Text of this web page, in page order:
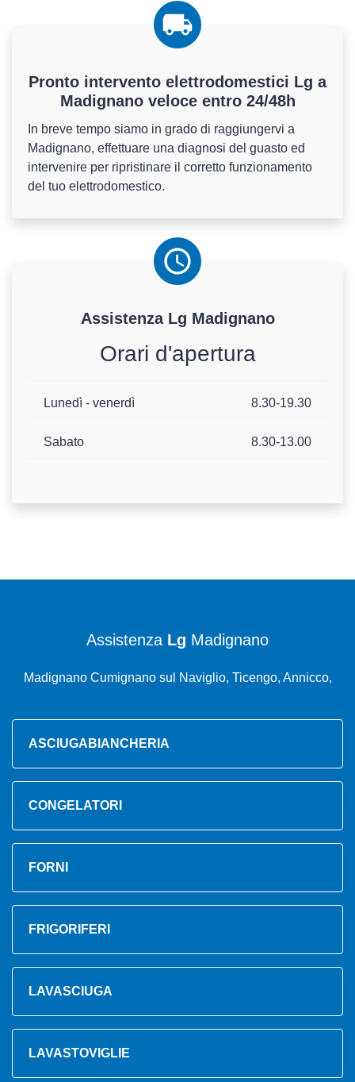
Pronto intervento elettrodomestici Lg a
Madignano veloce entro 24/48h
In breve tempo siamo in grado di raggiungervi a
Madignano, effettuare una diagnosi del guasto ed
intervenire per ripristinare il corretto funzionamento
del tuo elettrodomestico.
Assistenza Lg Madignano
Orari d'apertura
Lunedì - venerdì 8.30-19.30
Sabato 8.30-13.00
Assistenza Lg Madignano
Madignano Cumignano sul Naviglio, Ticengo, Annicco,
ASCIUGABIANCHERIA
CONGELATORI
FORNI
FRIGORIFERI
LAVASCIUGA
LAVASTOVIGLIE